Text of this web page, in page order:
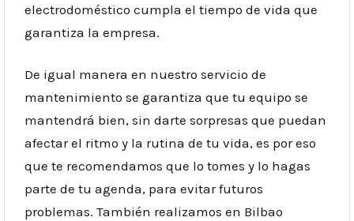
electrodoméstico cumpla el tiempo de vida que
garantiza la empresa.
De igual manera en nuestro servicio de
mantenimiento se garantiza que tu equipo se
mantendrá bien, sin darte sorpresas que puedan
afectar el ritmo y la rutina de tu vida, es por eso
que te recomendamos que lo tomes y lo hagas
parte de tu agenda, para evitar futuros
problemas. También realizamos en Bilbao